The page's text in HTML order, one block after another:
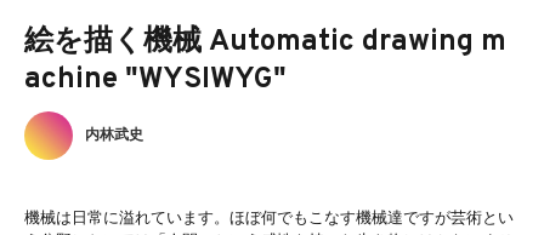
絵を描く機械 Automatic drawing m
achine "WYSIWYG"
内林武史
機械は日常に溢れています。ほぼ何でもこなす機械達ですが芸術とい